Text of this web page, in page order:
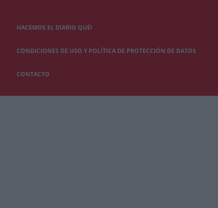
HACEMOS EL DIARIO QUÉ!
CONDICIONES DE USO Y POLÍTICA DE PROTECCIÓN DE DATOS
CONTACTO